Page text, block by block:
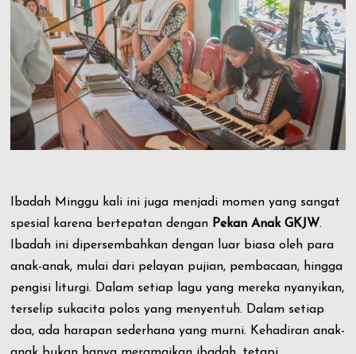
Ibadah Minggu kali ini juga menjadi momen yang sangat
spesial karena bertepatan dengan Pekan Anak GKJW.
Ibadah ini dipersembahkan dengan luar biasa oleh para
anak-anak, mulai dari pelayan pujian, pembacaan, hingga
pengisi liturgi. Dalam setiap lagu yang mereka nyanyikan,
terselip sukacita polos yang menyentuh. Dalam setiap
doa, ada harapan sederhana yang murni. Kehadiran anak-